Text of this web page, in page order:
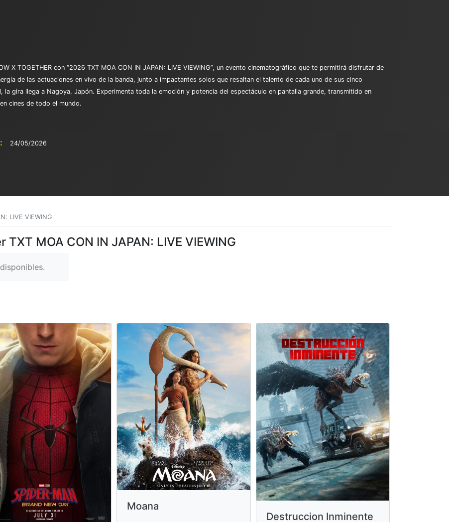
X TOGETHER con “2026 TXT MOA CON IN JAPAN: LIVE VIEWING”, un evento cinematográfico que te permitirá disfrutar de
de las actuaciones en vivo de la banda, junto a impactantes solos que resaltan el talento de cada uno de sus cinco
la gira llega a Nagoya, Japón. Experimenta toda la emoción y potencia del espectáculo en pantalla grande, transmitido en
cines de todo el mundo.
24/05/2026
LIVE VIEWING
MOA CON IN JAPAN: LIVE VIEWING
Moana
Destruccion Inminente